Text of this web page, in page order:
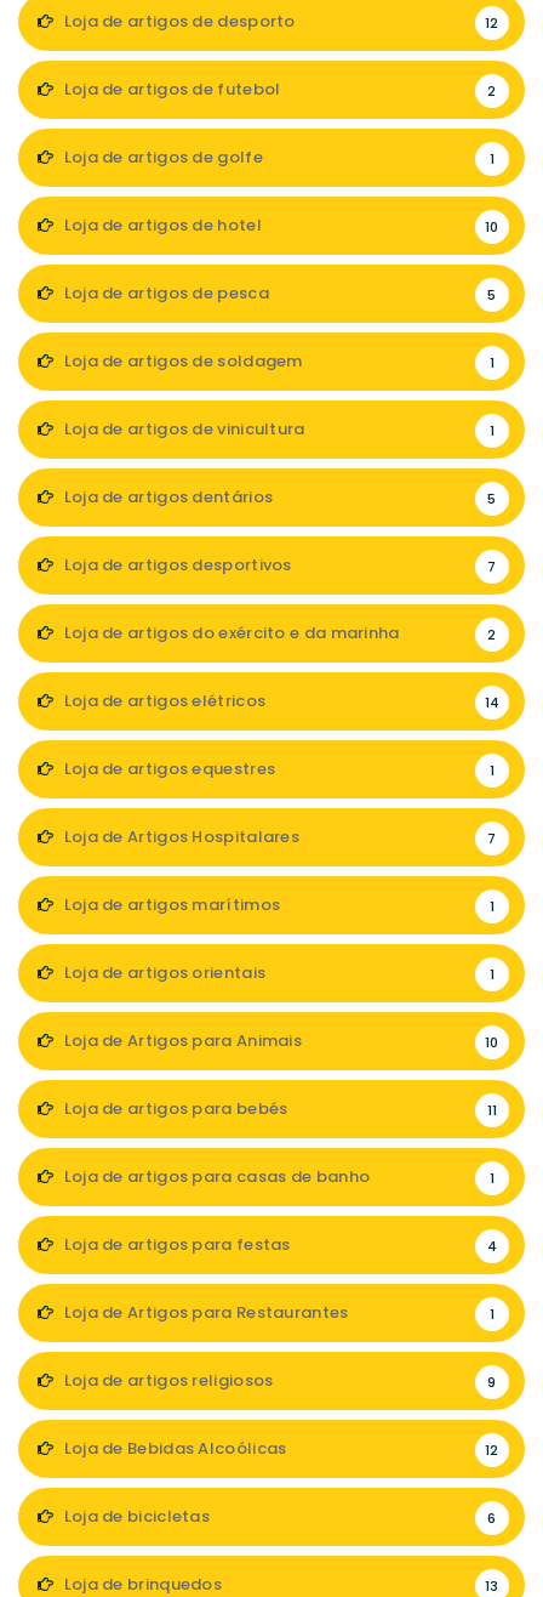
Loja de artigos de desporto 12
Loja de artigos de futebol 2
Loja de artigos de golfe 1
Loja de artigos de hotel 10
Loja de artigos de pesca 5
Loja de artigos de soldagem 1
Loja de artigos de vinicultura 1
Loja de artigos dentários 5
Loja de artigos desportivos 7
Loja de artigos do exército e da marinha 2
Loja de artigos elétricos 14
Loja de artigos equestres 1
Loja de Artigos Hospitalares 7
Loja de artigos marítimos 1
Loja de artigos orientais 1
Loja de Artigos para Animais 10
Loja de artigos para bebés 11
Loja de artigos para casas de banho 1
Loja de artigos para festas 4
Loja de Artigos para Restaurantes 1
Loja de artigos religiosos 9
Loja de Bebidas Alcoólicas 12
Loja de bicicletas 6
Loja de brinquedos 13